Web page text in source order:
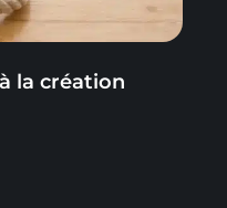
la création